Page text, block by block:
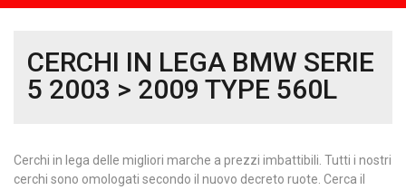
CERCHI IN LEGA BMW SERIE
5 2003 > 2009 TYPE 560L
Cerchi in lega delle migliori marche a prezzi imbattibili. Tutti i nostri
cerchi sono omologati secondo il nuovo decreto ruote. Cerca il